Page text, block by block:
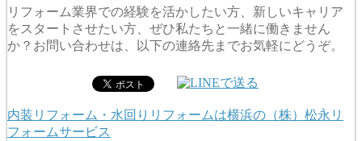
リフォーム業界での経験を活かしたい方、新しいキャリア
をスタートさせたい方、ぜひ私たちと一緒に働きません
か？お問い合わせは、以下の連絡先までお気軽にどうぞ。
内装リフォーム・水回りリフォームは横浜の（株）松永リ
フォームサービス